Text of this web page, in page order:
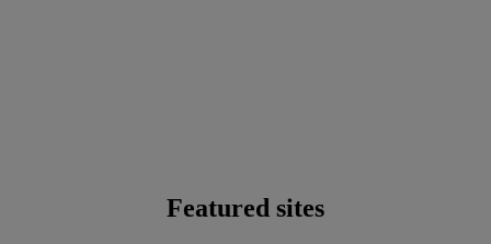
Featured sites